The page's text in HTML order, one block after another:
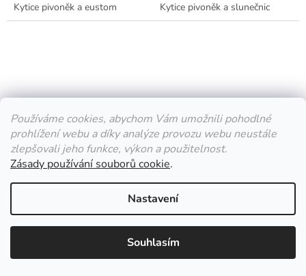
Používáme cookies, abychom Vám umožnili pohodlné
prohlížení webu a díky analýze provozu webu neustále
zlepšovali jeho funkce, výkon a použitelnost.
Zásady používání souborů cookie.
Nastavení
Souhlasím
Kytice pivoněk a eustom Kytice pivoněk a slunečnic
Pivoňky pro maminku
Momentálně nedostupné
Pivoňky s gypsophilou
Vyprodáno
od1 389 Kč